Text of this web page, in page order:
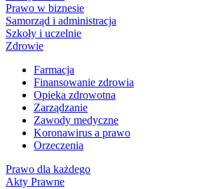
Prawo w biznesie
Samorząd i administracja
Szkoły i uczelnie
Zdrowie
Farmacja
Finansowanie zdrowia
Opieka zdrowotna
Zarządzanie
Zawody medyczne
Koronawirus a prawo
Orzeczenia
Prawo dla każdego
Akty Prawne